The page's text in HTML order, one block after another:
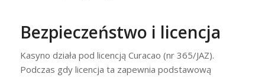
Bezpieczeństwo i licencja
Kasyno działa pod licencją Curacao (nr 365/JAZ).
Podczas gdy licencja ta zapewnia podstawową